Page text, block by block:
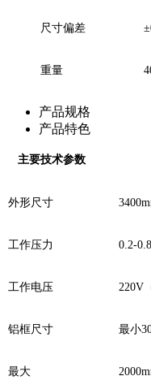
尺寸偏差
重量
产品规格
产品特色
主要技术参数
外形尺寸
工作压力 0.2-
工作电压 220V
铝框尺寸 最小
最大